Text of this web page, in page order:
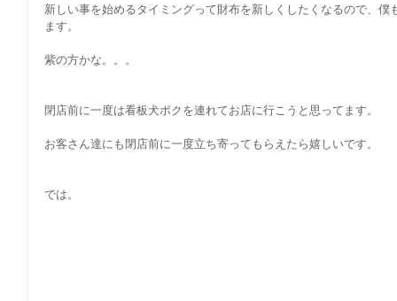
新しい事を始めるタイミングって財布を新しくしたくなるので、
ます。
紫の方かな。。。
閉店前に一度は看板犬ポクを連れてお店に行こうと思ってます。
お客さん達にも閉店前に一度立ち寄ってもらえたら嬉しいです。
では。